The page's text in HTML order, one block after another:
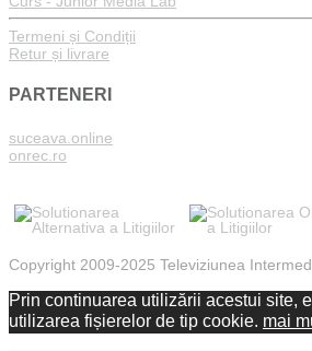
Termeni și Condiții
Retur și livrare
PARTENERI
suceava.online
onrec.ro
Copyright 2009-2025 Televiziunea
Prin continuarea utilizării acestui site,
utilizarea fișierelor de tip cookie. mai